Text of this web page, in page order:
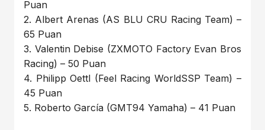
Puan
2. Albert Arenas (AS BLU CRU Racing Team) –
65 Puan
3. Valentin Debise (ZXMOTO Factory Evan Bros
Racing) – 50 Puan
4. Philipp Oettl (Feel Racing WorldSSP Team) –
45 Puan
5. Roberto García (GMT94 Yamaha) – 41 Puan